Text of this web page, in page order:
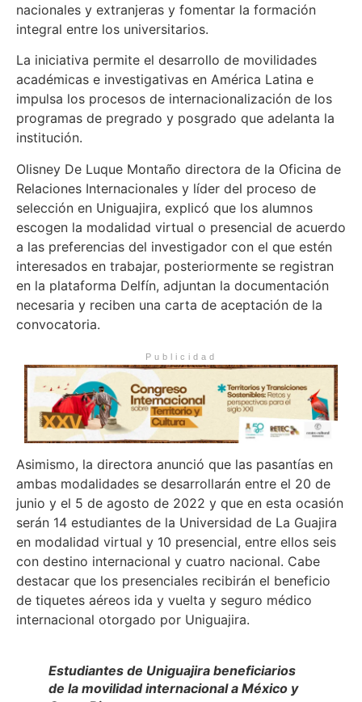
nacionales y extranjeras y fomentar la formación
integral entre los universitarios.
La iniciativa permite el desarrollo de movilidades
académicas e investigativas en América Latina e
impulsa los procesos de internacionalización de los
programas de pregrado y posgrado que adelanta la
institución.
Olisney De Luque Montaño directora de la Oficina de
Relaciones Internacionales y líder del proceso de
selección en Uniguajira, explicó que los alumnos
escogen la modalidad virtual o presencial de acuerdo
a las preferencias del investigador con el que estén
interesados en trabajar, posteriormente se registran
en la plataforma Delfín, adjuntan la documentación
necesaria y reciben una carta de aceptación de la
convocatoria.
Publicidad
Asimismo, la directora anunció que las pasantías en
ambas modalidades se desarrollarán entre el 20 de
junio y el 5 de agosto de 2022 y que en esta ocasión
serán 14 estudiantes de la Universidad de La Guajira
en modalidad virtual y 10 presencial, entre ellos seis
con destino internacional y cuatro nacional. Cabe
destacar que los presenciales recibirán el beneficio
de tiquetes aéreos ida y vuelta y seguro médico
internacional otorgado por Uniguajira.
Estudiantes de Uniguajira beneficiarios
de la movilidad internacional a México y